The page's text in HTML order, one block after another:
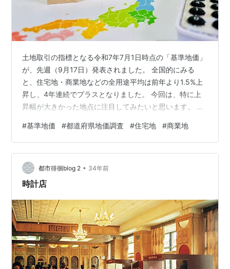
土地取引の指標となる令和7年7月1日時点の「基準地価」
が、先週（9月17日）発表されました。 全国的にみる
と、住宅地・商業地などの全用途平均は前年より1.5%上
昇し、4年連続でプラスとなりました。 今回は、特に上
昇幅が大きかった地点に注目してみたいと思います。 基
産税の評価などの参考として、各都道府県が選定した
「基準地」の価格を評価したものです。 用途ごとに「住
宅地」「商業地」「工業地」に分かれ、7月1日時点の価
格と前年の価格を比べて変動率を示します。 もう一つの
公示価格である「公示地価」（1月1日時点）より半年遅
#基準地価 #都道府県地価調査 #住宅地 #商業地
都市徘徊blog 2 • 34年前
時計店